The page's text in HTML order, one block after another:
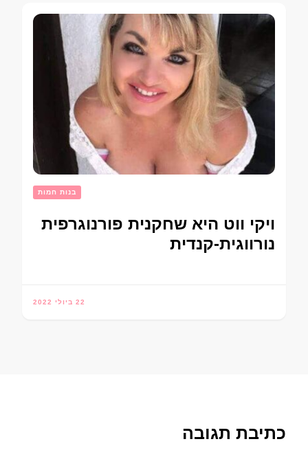
בנות חמות
ויקי ווט היא שחקנית פורנוגרפית
נורווגית-קנדית
22 ביולי 2022
כתיבת תגובה